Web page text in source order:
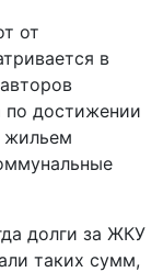
от
в
по достижении
жильем
долги за ЖКУ
таких сумм,